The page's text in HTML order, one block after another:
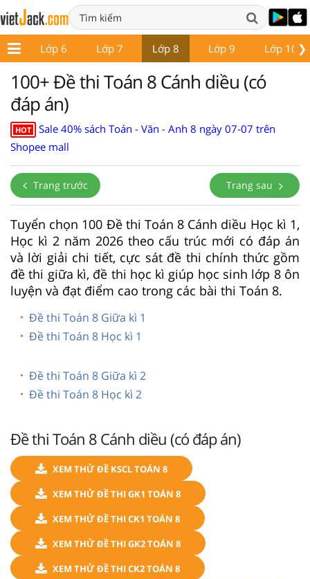
❯
5 Lớp 6 Lớp 7 Lớp 8 Lớp 9 Lớp 10
100+ Đề thi Toán 8 Cánh diều (có
đáp án)
HOT
Sale 40% sách Toán - Văn - Anh 8 ngày 07-07 trên
Shopee mall
Trang trước Trang sau
Tuyển chọn 100 Đề thi Toán 8 Cánh diều Học kì 1,
Học kì 2 năm 2026 theo cấu trúc mới có đáp án
và lời giải chi tiết, cực sát đề thi chính thức gồm
đề thi giữa kì, đề thi học kì giúp học sinh lớp 8 ôn
luyện và đạt điểm cao trong các bài thi Toán 8.
Đề thi Toán 8 Giữa kì 1
Đề thi Toán 8 Học kì 1
Đề thi Toán 8 Giữa kì 2
Đề thi Toán 8 Học kì 2
Đề thi Toán 8 Cánh diều (có đáp án)
XEM THỬ ĐỀ KSCL TOÁN 8
XEM THỬ ĐỀ THI GK1 TOÁN 8
XEM THỬ ĐỀ THI CK1 TOÁN 8
XEM THỬ ĐỀ THI GK2 TOÁN 8
XEM THỬ ĐỀ THI CK2 TOÁN 8